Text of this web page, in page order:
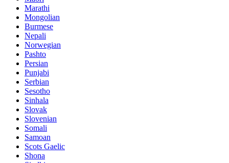
Marathi
Mongolian
Burmese
Nepali
Norwegian
Pashto
Persian
Punjabi
Serbian
Sesotho
Sinhala
Slovak
Slovenian
Somali
Samoan
Scots Gaelic
Shona